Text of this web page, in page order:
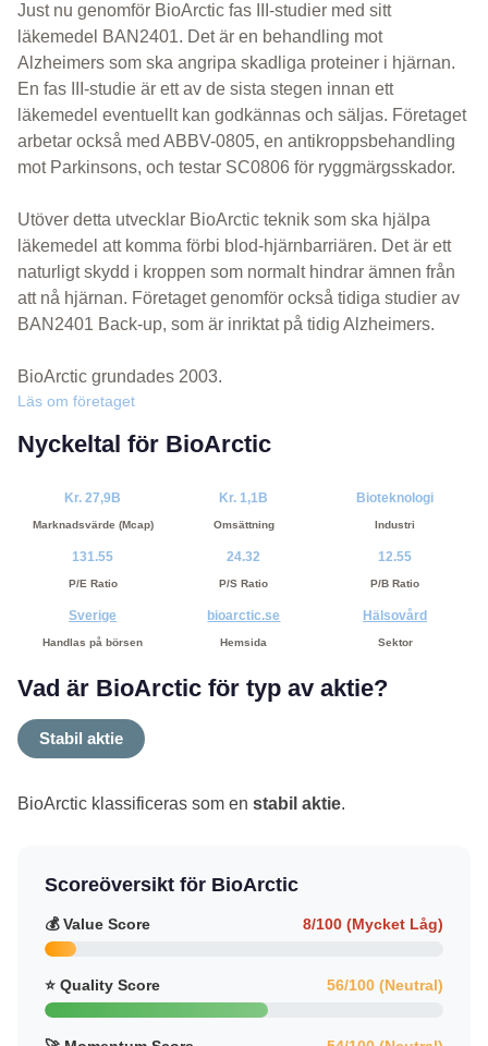
Just nu genomför BioArctic fas III-studier med sitt
läkemedel BAN2401. Det är en behandling mot
Alzheimers som ska angripa skadliga proteiner i hjärnan.
En fas III-studie är ett av de sista stegen innan ett
läkemedel eventuellt kan godkännas och säljas. Företaget
arbetar också med ABBV-0805, en antikroppsbehandling
mot Parkinsons, och testar SC0806 för ryggmärgsskador.
Utöver detta utvecklar BioArctic teknik som ska hjälpa
läkemedel att komma förbi blod-hjärnbarriären. Det är ett
naturligt skydd i kroppen som normalt hindrar ämnen från
att nå hjärnan. Företaget genomför också tidiga studier av
BAN2401 Back-up, som är inriktat på tidig Alzheimers.
BioArctic grundades 2003.
Läs om företaget
Nyckeltal för BioArctic
Kr. 27,9B
Marknadsvärde (Mcap)
Kr. 1,1B
Omsättning
Bioteknologi
Industri
131.55
P/E Ratio
24.32
P/S Ratio
12.55
P/B Ratio
Sverige
Handlas på börsen
bioarctic.se
Hemsida
Hälsovård
Sektor
Vad är BioArctic för typ av aktie?
Stabil aktie
BioArctic klassificeras som en stabil aktie.
Scoreöversikt för BioArctic
💰 Value Score 8/100 (Mycket Låg)
⭐ Quality Score 56/100 (Neutral)